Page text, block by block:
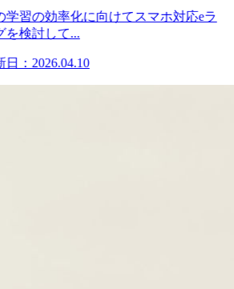
学習の効率化に向けてスマホ対応eラ
を検討して...
日：2026.04.10